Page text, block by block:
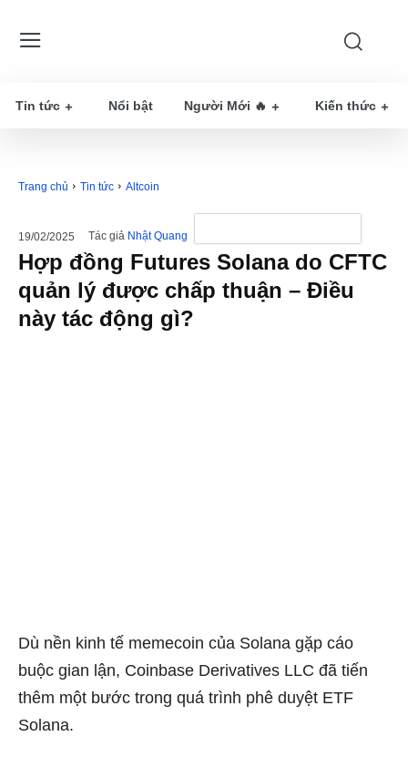
Tin tức Nổi bật Người Mới 🔥 Kiến thức
Trang chủ Tin tức Altcoin
19/02/2025 Tác giả Nhật Quang
Hợp đồng Futures Solana do CFTC
quản lý được chấp thuận – Điều
này tác động gì?
Dù nền kinh tế memecoin của Solana gặp cáo
buộc gian lận, Coinbase Derivatives LLC đã tiến
thêm một bước trong quá trình phê duyệt ETF
Solana.